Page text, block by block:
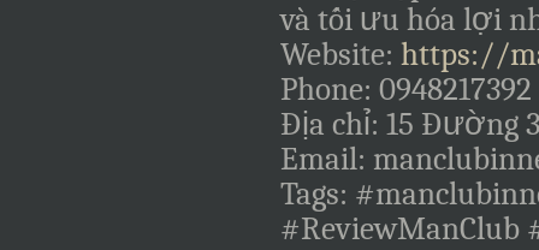
và tối ưu hóa lợi
Website: https://
Phone: 0948217392
Địa chỉ: 15 Đường
Email:
Tags:
#ReviewManClub